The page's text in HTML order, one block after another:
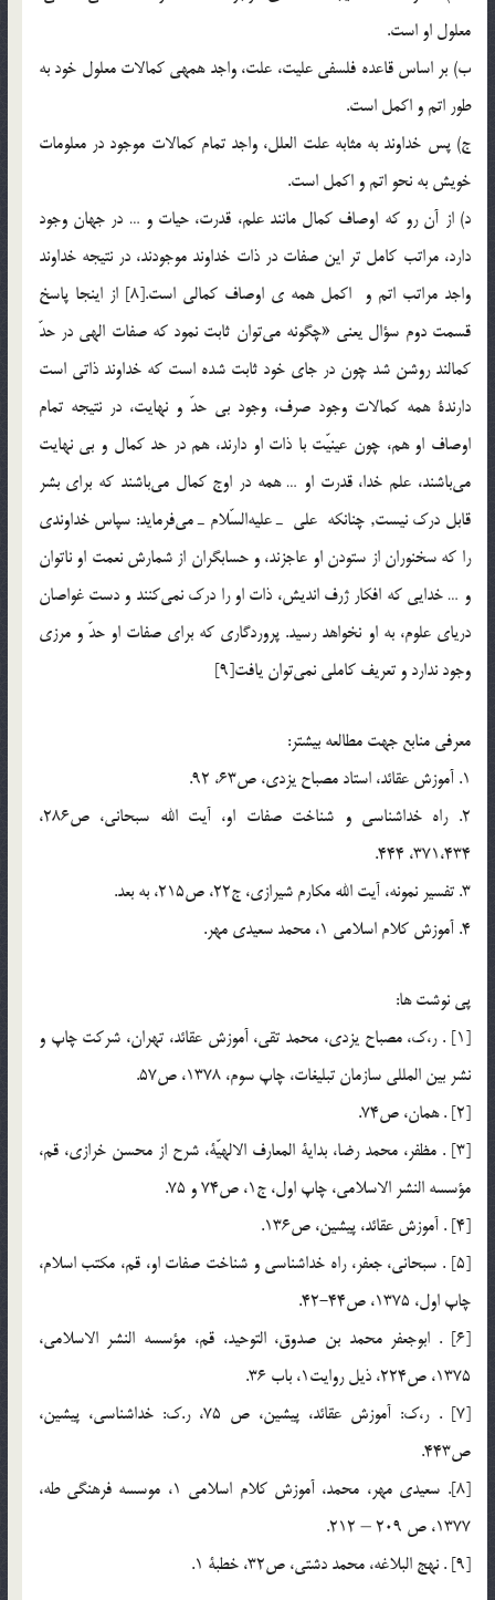
معلول او است.
ب) بر اساس قاعده فلسفي عليت، علت، واجد همه­ي کمالات معلول خود به
طور اتم و اکمل است.
ج) پس خداوند به مثابه علت العلل، واجد تمام کمالات موجود در معلومات
خويش به نحو اتم و اکمل است.
د) از آن رو که اوصاف کمال مانند علم، قدرت، حيات و … در جهان وجود
دارد، مراتب کامل تر اين صفات در ذات خداوند موجودند، در نتيجه خداوند
واجد مراتب اتم و اکمل همه ي اوصاف کمالي است.[8] از اينجا پاسخ
قسمت دوم سؤال يعني «چگونه مي‌توان ثابت نمود كه صفات الهي در حدّ
كمالند روشن شد چون در جاي خود ثابت شده است كه خداوند ذاتي است
دارندة همه كمالات وجود صرف، وجود بي حدّ و نهايت، در نتيجه تمام
اوصاف او هم، چون عينيّت با ذات او دارند، هم در حد كمال و بي نهايت
مي‌باشند، علم خدا، قدرت او … همه در اوج كمال مي‌باشند كه براي بشر
قابل درك نيست, چنانكه علي ـ عليه‌السّلام ـ مي‌فرمايد: سپاس خداوندي
را كه سخنوران از ستودن او عاجزند، و حسابگران از شمارش نعمت او ناتوان
و … خدايي كه افكار ژرف انديش، ذات او را درك نمي‌كنند و دست غواصان
درياي علوم، به او نخواهد رسيد. پروردگاري كه براي صفات او حدّ و مرزي
وجود ندارد و تعريف كاملي نمي‌توان يافت[9]
معرفي منابع جهت مطالعه بيشتر:
1. آموزش عقائد، استاد مصباح يزدي، ص63، 92.
2. راه خداشناسي و شناخت صفات او، آيت الله سبحاني، ص286،
371،434، 444.
3. تفسير نمونه، آيت الله مكارم شيرازي، ج22، ص215، به بعد.
4. آموزش کلام اسلامي 1، محمد سعيدي مهر.
پي نوشت ها:
[1] . ر،ك، مصباح يزدي، محمد تقي، آموزش عقائد، تهران، شركت چاپ و
نشر بين المللي سازمان تبليغات، چاپ سوم، 1378، ص57.
[2] . همان، ص74.
[3] . مظفر، محمد رضا، بداية المعارف الالهيّة، شرح از محسن خرازي، قم،
مؤسسه النشر الاسلامي، چاپ اول، ج1، ص74 و 75.
[4] . آموزش عقائد، پيشين، ص136.
[5] . سبحاني، جعفر، راه خداشناسي و شناخت صفات او، قم، مكتب اسلام،
چاپ اول، 1375، ص44-42.
[6] . ابوجعفر محمد بن صدوق، التوحيد، قم، مؤسسه النشر الاسلامي،
1375، ص224، ذيل روايت1، باب 36.
[7] . ر،ك: آموزش عقائد، پيشين، ص 75، ر.ك: خداشناسي، پيشين،
ص443.
[8]. سعيدي مهر، محمد، آموزش کلام اسلامي 1، موسسه فرهنگي طه،
1377، ص 209 – 212.
[9] . نهج البلاغه، محمد دشتي، ص32، خطبة 1.